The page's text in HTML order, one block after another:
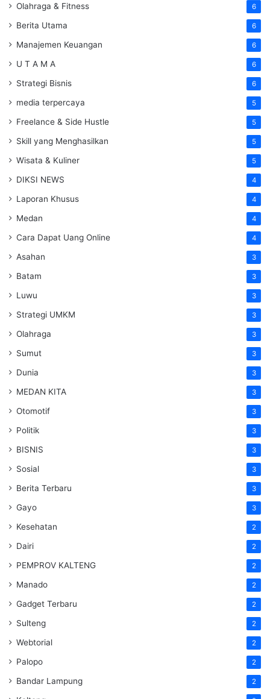
Olahraga & Fitness 6
Berita Utama 6
Manajemen Keuangan 6
U T A M A 6
Strategi Bisnis 6
media terpercaya 5
Freelance & Side Hustle 5
Skill yang Menghasilkan 5
Wisata & Kuliner 5
DIKSI NEWS 4
Laporan Khusus 4
Medan 4
Cara Dapat Uang Online 4
Asahan 3
Batam 3
Luwu 3
Strategi UMKM 3
Olahraga 3
Sumut 3
Dunia 3
MEDAN KITA 3
Otomotif 3
Politik 3
BISNIS 3
Sosial 3
Berita Terbaru 3
Gayo 3
Kesehatan 2
Dairi 2
PEMPROV KALTENG 2
Manado 2
Gadget Terbaru 2
Sulteng 2
Webtorial 2
Palopo 2
Bandar Lampung 2